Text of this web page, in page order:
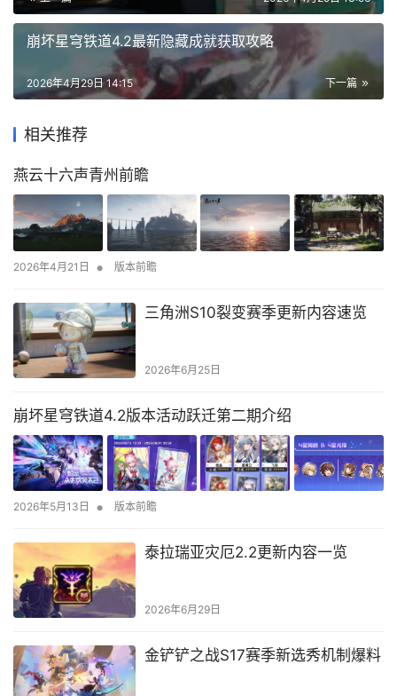
崩坏星穹铁道4.2最新隐藏成就获取攻略
下一篇
2026年4月29日 14:15
相关推荐
燕云十六声青州前瞻
2026年4月21日 • 版本前瞻
三角洲S10裂变赛季更新内容速览
2026年6月25日
崩坏星穹铁道4.2版本活动跃迁第二期介绍
2026年5月13日 • 版本前瞻
泰拉瑞亚灾厄2.2更新内容一览
2026年6月29日
金铲铲之战S17赛季新选秀机制爆料